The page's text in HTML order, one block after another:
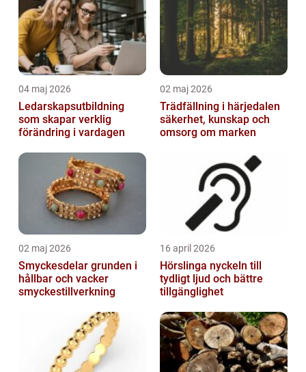
04 maj 2026
Ledarskapsutbildning
som skapar verklig
förändring i vardagen
02 maj 2026
Trädfällning i härjedalen
säkerhet, kunskap och
omsorg om marken
02 maj 2026
Smyckesdelar grunden i
hållbar och vacker
smyckestillverkning
16 april 2026
Hörslinga nyckeln till
tydligt ljud och bättre
tillgänglighet